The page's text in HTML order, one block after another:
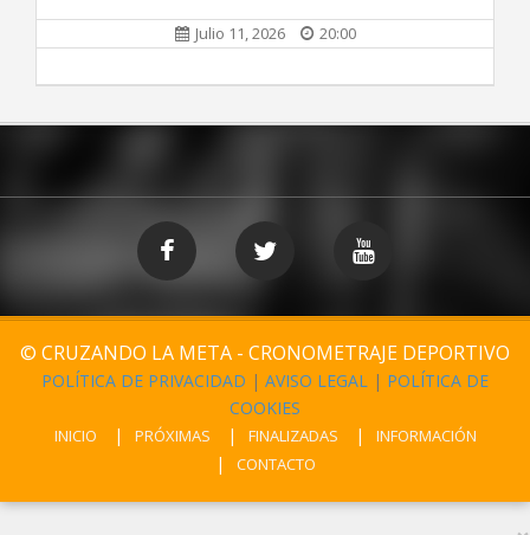
Julio 11, 2026 20:00
© CRUZANDO LA META - CRONOMETRAJE DEPORTIVO
POLÍTICA DE PRIVACIDAD | AVISO LEGAL | POLÍTICA DE
COOKIES
INICIO PRÓXIMAS FINALIZADAS
INFORMACIÓN
CONTACTO